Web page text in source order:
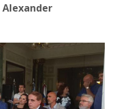
Alexander